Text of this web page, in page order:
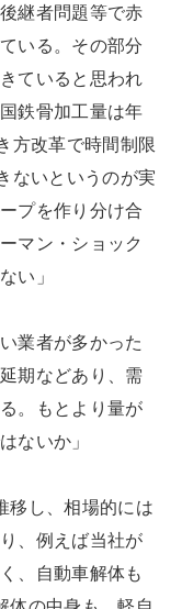
継者問題等で赤
いる。その部分
ていると思われ
鉄骨加工量は年
方改革で時間制限
ないというのが実
プを作り分け合
マン・ショック
い」
業者が多かった
期などあり、需
。もとより量が
ないか」
移し、相場的には
、例えば当社が
、自動車解体も